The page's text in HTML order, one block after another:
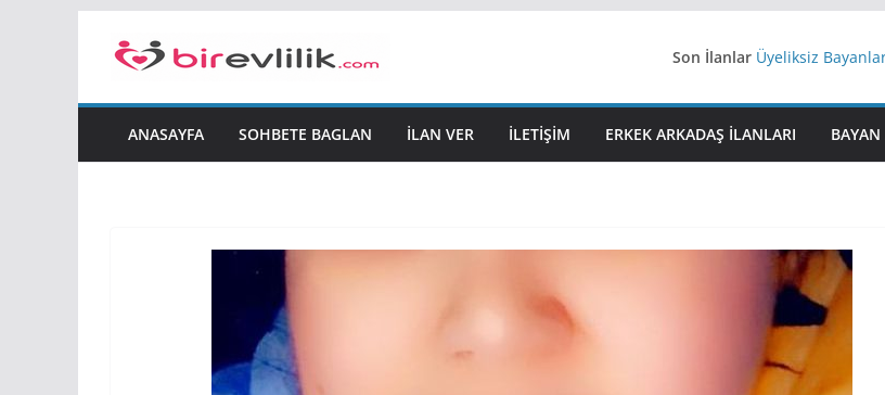
Son İlanlar Üyeliksiz
Ağrıli Suriyeli
İstanbul arkadaş
ANASAYFA SOHBETE BAGLAN İLAN VER İLETIŞIM ERKEK ARKADAŞ ILANLARI